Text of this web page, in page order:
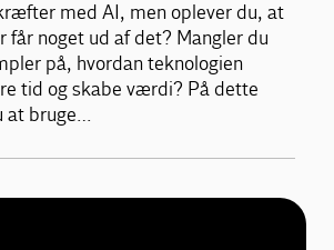
med AI, men oplever du, at
får noget ud af det? Mangler du
på, hvordan teknologien
tid og skabe værdi? På dette
at bruge…